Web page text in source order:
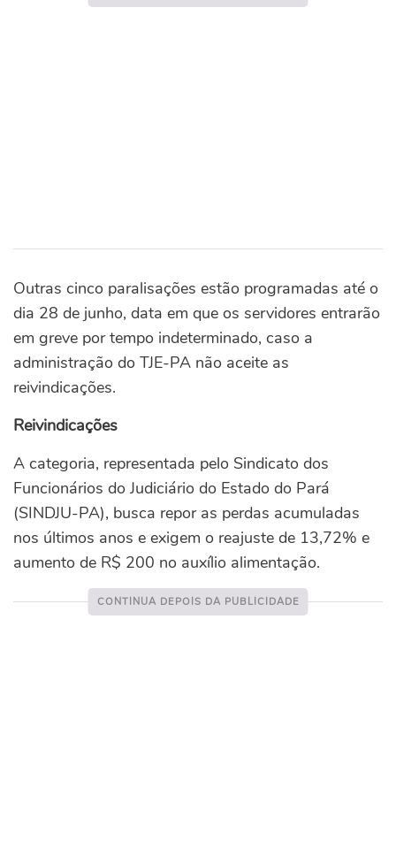
Outras cinco paralisações estão programadas até o
dia 28 de junho, data em que os servidores entrarão
em greve por tempo indeterminado, caso a
administração do TJE-PA não aceite as
reivindicações.
Reivindicações
A categoria, representada pelo Sindicato dos
Funcionários do Judiciário do Estado do Pará
(SINDJU-PA), busca repor as perdas acumuladas
nos últimos anos e exigem o reajuste de 13,72% e
aumento de R$ 200 no auxílio alimentação.